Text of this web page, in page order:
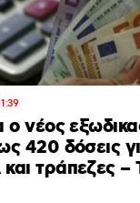
ο νέος
420 δόσεις
τράπεζες –